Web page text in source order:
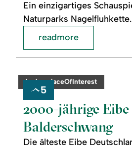
Ein einzigartiges
Naturparks Nagelfluhkette.
readmore
category:
badge.placeOfInterest
5
2000-jährige
Balderschwang
Die älteste Eibe
readmore:
jährige
Balderschwang